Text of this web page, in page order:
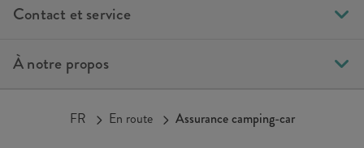
Contact et service
À notre propos
FR En route Assurance camping-car